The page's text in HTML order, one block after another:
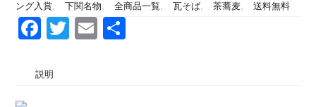
瓦
そ
ば
ング入賞, 下関名物, 全商品一覧, 瓦そば, 茶蕎麦, 送料無料
Facebook
TwitterEmail
説明